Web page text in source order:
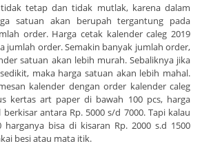
tetap dan tidak mutlak, karena dalam
satuan akan berupah tergantung pada
order. Harga cetak kalender caleg 2019
jumlah order. Semakin banyak jumlah order,
satuan akan lebih murah. Sebaliknya jika
maka harga satuan akan lebih mahal.
kalender dengan order kalender caleg
kertas art paper di bawah 100 pcs, harga
antara Rp. 5000 s/d 7000. Tapi kalau
harganya bisa di kisaran Rp. 2000 s.d 1500
besi atau mata itik.